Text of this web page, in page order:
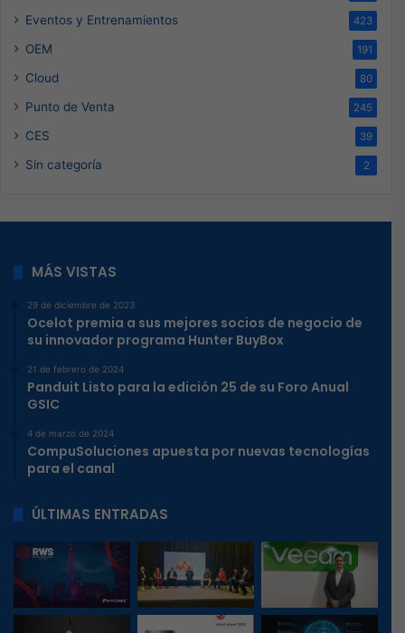
Eventos y Entrenamientos 423
OEM 191
Cloud 80
Punto de Venta 245
CES 39
Sin categoría 2
MÁS VISTAS
29 de diciembre de 2023
Ocelot premia a sus mejores socios de negocio de
su innovador programa Hunter BuyBox
21 de febrero de 2024
Panduit Listo para la edición 25 de su Foro Anual
GSIC
4 de marzo de 2024
CompuSoluciones apuesta por nuevas tecnologías
para el canal
ÚLTIMAS ENTRADAS